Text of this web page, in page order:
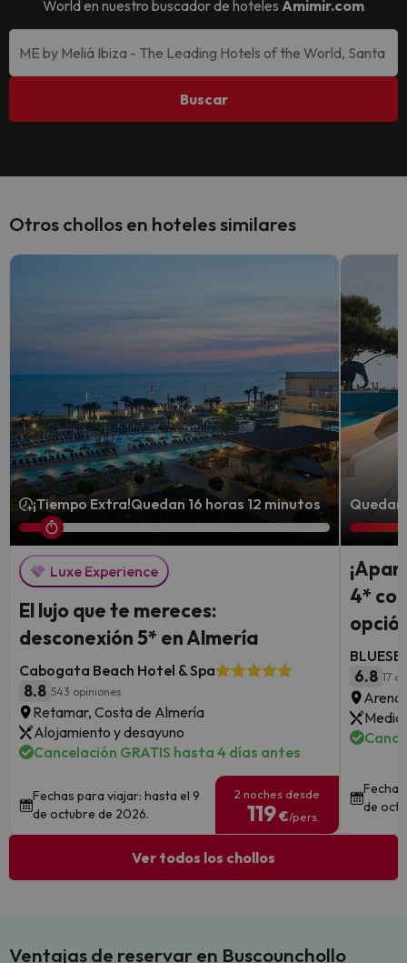
Worlden nuestro buscador de hoteles Amimir.com
Buscar
Otros chollos en hoteles similares
¡Tiempo Extra!Quedan 16 horas 12 minutos
Luxe Experience
El lujo que te mereces:
desconexión 5* en Almería
Cabogata Beach Hotel & Spa
8.8 543 opiniones
Retamar, Costa de Almería
Alojamiento y desayuno
Cancelación GRATIS hasta 4 días antes
Fechas para viajar: hasta el 9
de octubre de 2026.
2 noches desde
119€/pers.
4*
6.8 17
Media
de
Ver todos los chollos
Ventajas de reservar en Buscounchollo